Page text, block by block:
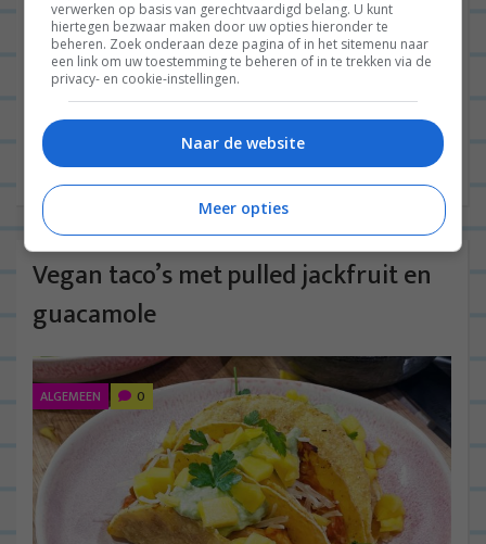
Goedenavond goed volk! Het mag dan vandaag nog
ietwat regenachtig zijn, de komende week wordt
het prachtig weer en is het dus tijd voor een
Italiaanse...Lees verder
Vegan taco’s met pulled jackfruit en
guacamole
ALGEMEEN 0
verwerken op basis van gerechtvaardigd belang. U kunt
hiertegen bezwaar maken door uw opties hieronder te
beheren. Zoek onderaan deze pagina of in het sitemenu naar
een link om uw toestemming te beheren of in te trekken via de
privacy- en cookie-instellingen.
Naar de website
Meer opties